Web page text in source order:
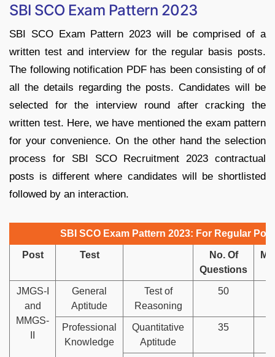
SBI SCO Exam Pattern 2023
SBI SCO Exam Pattern 2023 will be comprised of a
written test and interview for the regular basis posts.
The following notification PDF has been consisting of of
all the details regarding the posts. Candidates will be
selected for the interview round after cracking the
written test. Here, we have mentioned the exam pattern
for your convenience. On the other hand the selection
process for SBI SCO Recruitment 2023 contractual
posts is different where candidates will be shortlisted
followed by an interaction.
SBI SCO Exam Pattern 2023: For Regular
Post Test
No. Of
Questions
JMGS-I
and
MMGS-
General
Aptitude
Test of
Reasoning
50
Professional
Knowledge
Quantitative
Aptitude
35